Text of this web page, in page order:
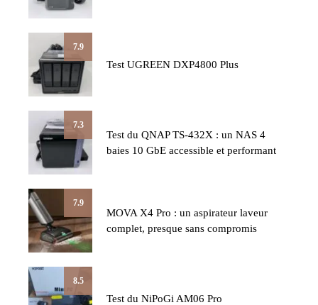
7.9
Test UGREEN DXP4800 Plus
7.3
Test du QNAP TS-432X : un NAS 4
baies 10 GbE accessible et performant
7.9
MOVA X4 Pro : un aspirateur laveur
complet, presque sans compromis
8.5
Test du NiPoGi AM06 Pro